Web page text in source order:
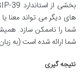
های دیگر می تواند معنا
شما را ناممکن سازد.
شما ارائه شده است (به
نتیجه گیری